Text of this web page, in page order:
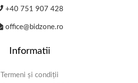
+40 751 907 428
office@bidzone.ro
Informatii
Termeni și condiții